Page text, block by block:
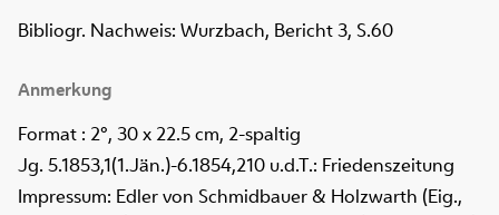
Bibliogr. Nachweis: Wurzbach, Bericht 3, S.60
Anmerkung
Format : 2°, 30 x 22.5 cm, 2-spaltig
Jg. 5.1853,1(1.Jän.)-6.1854,210 u.d.T.: Friedenszeitung
Impressum: Edler von Schmidbauer & Holzwarth (Eig.,